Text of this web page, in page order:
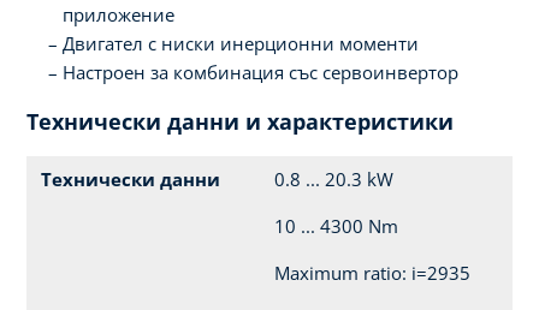
приложение
Двигател с ниски инерционни моменти
Настроен за комбинация със сервоинвертор
Технически данни и характеристики
Технически данни
0.8 ... 20.3 kW
10 ... 4300 Nm
Maximum ratio: i=2935